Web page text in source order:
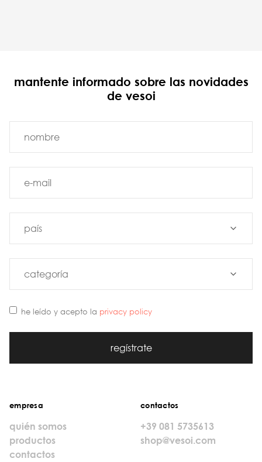
mantente informado sobre las novidades
de vesoi
he leído y acepto la privacy policy
regístrate
empresa
quién somos
productos
contactos
contactos
+39 081 5735613
shop@vesoi.com